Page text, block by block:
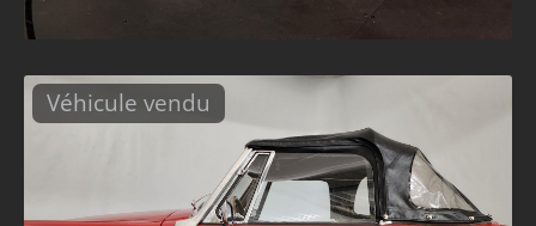
Véhicule vendu